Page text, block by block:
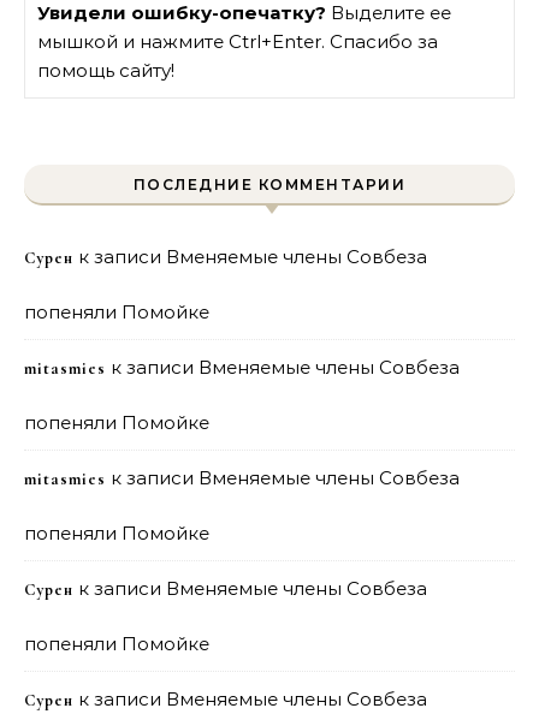
Увидели ошибку-опечатку? Выделите ее
мышкой и нажмите Ctrl+Enter. Спасибо за
помощь сайту!
ПОСЛЕДНИЕ КОММЕНТАРИИ
Сурен к записи Вменяемые члены Совбеза
попеняли Помойке
mitasmies к записи Вменяемые члены Совбеза
попеняли Помойке
mitasmies к записи Вменяемые члены Совбеза
попеняли Помойке
Сурен к записи Вменяемые члены Совбеза
попеняли Помойке
Сурен к записи Вменяемые члены Совбеза